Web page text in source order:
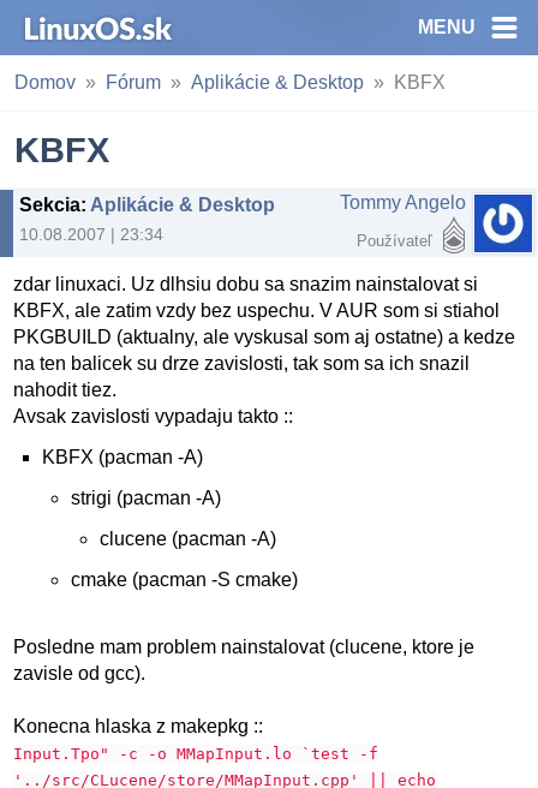
MENU
Domov Fórum Aplikácie & Desktop KBFX
KBFX
Sekcia: Aplikácie & Desktop
10.08.2007 | 23:34
Tommy Angelo
Používateľ
zdar linuxaci. Uz dlhsiu dobu sa snazim nainstalovat si
KBFX, ale zatim vzdy bez uspechu. V AUR som si stiahol
PKGBUILD (aktualny, ale vyskusal som aj ostatne) a kedze
na ten balicek su drze zavislosti, tak som sa ich snazil
nahodit tiez.
Avsak zavislosti vypadaju takto ::
KBFX (pacman -A)
strigi (pacman -A)
clucene (pacman -A)
cmake (pacman -S cmake)
Posledne mam problem nainstalovat (clucene, ktore je
zavisle od gcc).
Konecna hlaska z makepkg ::
Input.Tpo" -c -o MMapInput.lo `test -f
'../src/CLucene/store/MMapInput.cpp' || echo